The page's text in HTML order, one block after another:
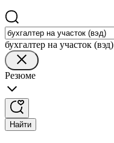
бухгалтер на участок (вэд)
Резюме
Найти